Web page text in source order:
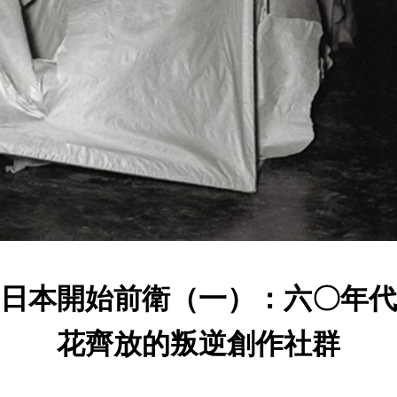
本開始前衛（一）：六〇年
花齊放的叛逆創作社群